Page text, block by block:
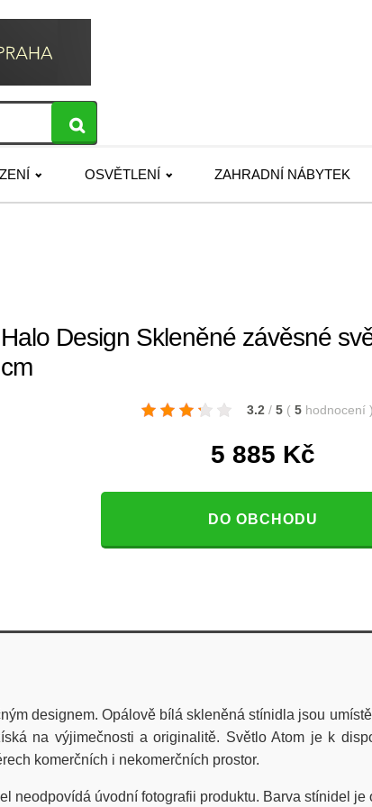
OSVĚTLENÍ ZAHRADNÍ NÁBYTEK
Halo Design Skleněné závěsné
cm
3.2 / 5 ( 5 hodnocení )
5 885 Kč
DO OBCHODU
designem. Opálově bílá skleněná stínidla jsou
na výjimečnosti a originalitě. Světlo Atom je k
komerčních i nekomerčních prostor.
neodpovídá úvodní fotografii produktu. Barva stínidel je